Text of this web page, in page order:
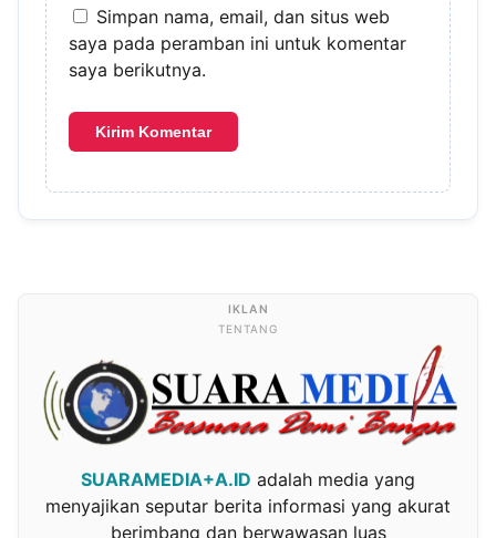
Simpan nama, email, dan situs web
saya pada peramban ini untuk komentar
saya berikutnya.
TENTANG
SUARAMEDIA+A.ID adalah media yang
menyajikan seputar berita informasi yang akurat
berimbang dan berwawasan luas